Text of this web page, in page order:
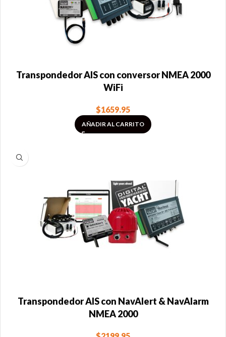
Transpondedor AIS con conversor NMEA 2000
WiFi
$1659.95
AÑADIR AL CARRITO
Transpondedor AIS con NavAlert & NavAlarm
NMEA 2000